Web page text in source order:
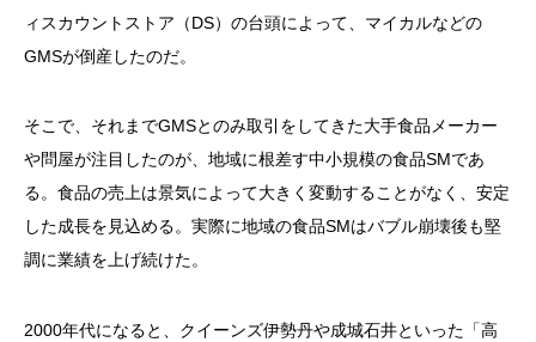
ィスカウントストア（DS）の台頭によって、マイカルなどの
GMSが倒産したのだ。
そこで、それまでGMSとのみ取引をしてきた大手食品メーカー
や問屋が注目したのが、地域に根差す中小規模の食品SMであ
る。食品の売上は景気によって大きく変動することがなく、安定
した成長を見込める。実際に地域の食品SMはバブル崩壊後も堅
調に業績を上げ続けた。
2000年代になると、クイーンズ伊勢丹や成城石井といった「高